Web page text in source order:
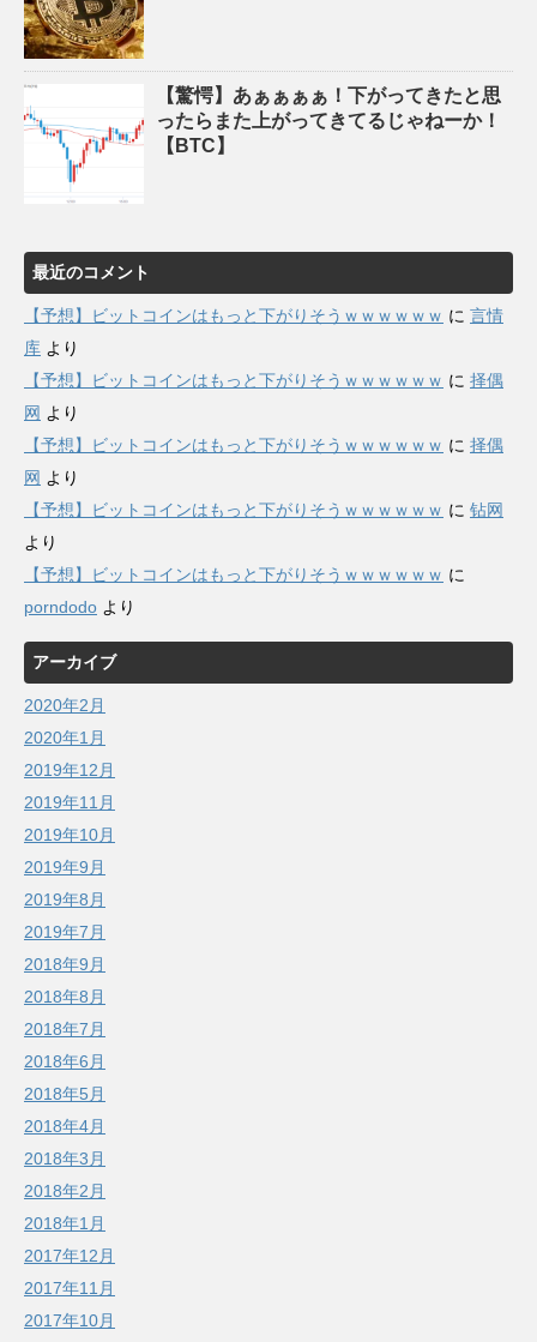
【驚愕】あぁぁぁぁ！下がってきたと思
ったらまた上がってきてるじゃねーか！
【BTC】
最近のコメント
【予想】ビットコインはもっと下がりそうｗｗｗｗｗｗ に 言情
库 より
【予想】ビットコインはもっと下がりそうｗｗｗｗｗｗ に 择偶
网 より
【予想】ビットコインはもっと下がりそうｗｗｗｗｗｗ に 择偶
网 より
【予想】ビットコインはもっと下がりそうｗｗｗｗｗｗ に 钻网
より
【予想】ビットコインはもっと下がりそうｗｗｗｗｗｗ に
porndodo より
アーカイブ
2020年2月
2020年1月
2019年12月
2019年11月
2019年10月
2019年9月
2019年8月
2019年7月
2018年9月
2018年8月
2018年7月
2018年6月
2018年5月
2018年4月
2018年3月
2018年2月
2018年1月
2017年12月
2017年11月
2017年10月